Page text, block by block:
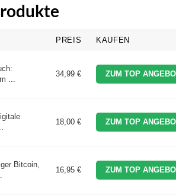
PREIS KAUFEN
...
34,99 € ZUM TOP
18,00 € ZUM TOP
Bitcoin,
16,95 € ZUM TOP